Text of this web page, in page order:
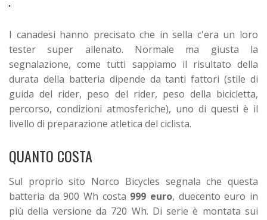
I canadesi hanno precisato che in sella c'era un loro
tester super allenato. Normale ma giusta la
segnalazione, come tutti sappiamo il risultato della
durata della batteria dipende da tanti fattori (stile di
guida del rider, peso del rider, peso della bicicletta,
percorso, condizioni atmosferiche), uno di questi è il
livello di preparazione atletica del ciclista.
QUANTO COSTA
Sul proprio sito Norco Bicycles segnala che questa
batteria da 900 Wh costa 999 euro, duecento euro in
più della versione da 720 Wh. Di serie è montata sui